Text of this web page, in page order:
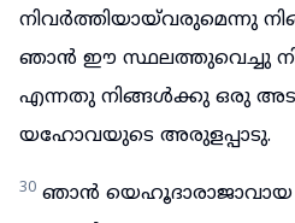
നിവർത്തിയായ്‌വരുമെന്നു
ഞാൻ ഈ സ്ഥലത്തുവെച്ചു
എന്നതു നിങ്ങൾക്കു ഒരു
യഹോവയുടെ അരുളപ്പാടു.
30 ഞാൻ യെഹൂദാരാജാവായ